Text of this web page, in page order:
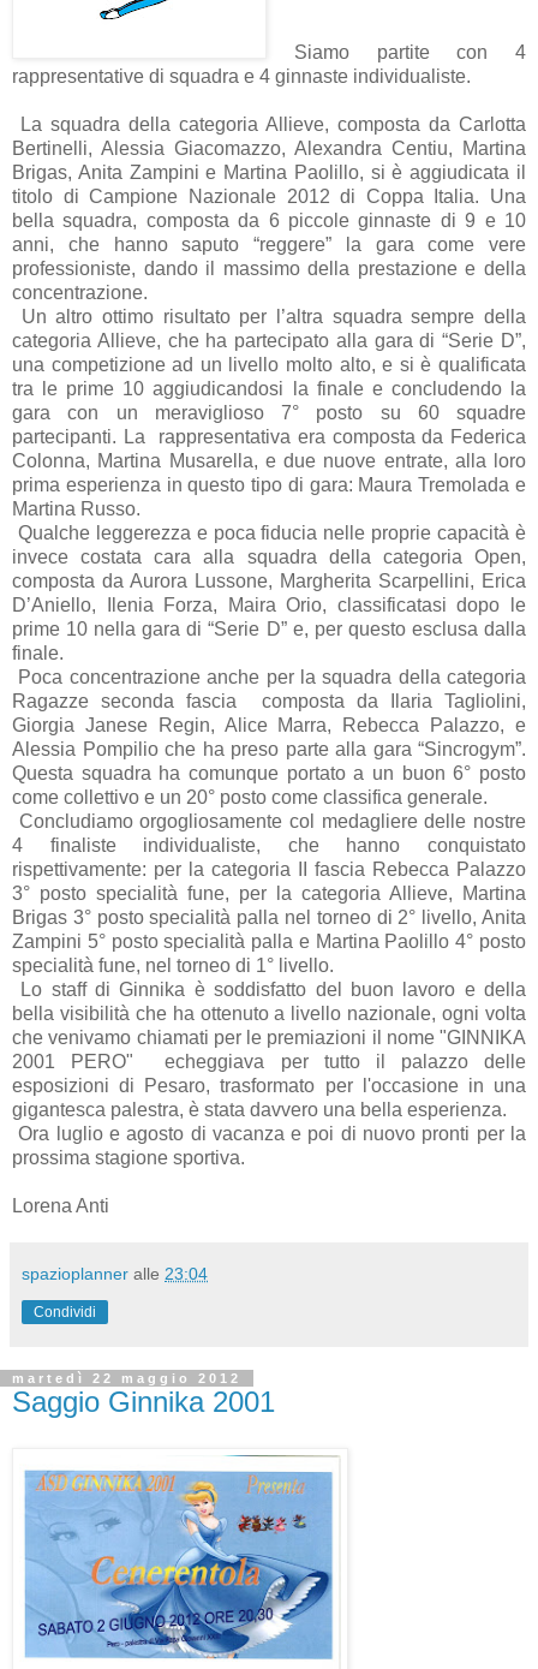
Siamo partite con 4
rappresentative di squadra e 4 ginnaste individualiste.
La squadra della categoria Allieve, composta da Carlotta
Bertinelli, Alessia Giacomazzo, Alexandra Centiu, Martina
Brigas, Anita Zampini e Martina Paolillo, si è aggiudicata il
titolo di Campione Nazionale 2012 di Coppa Italia. Una
bella squadra, composta da 6 piccole ginnaste di 9 e 10
anni, che hanno saputo “reggere” la gara come vere
professioniste, dando il massimo della prestazione e della
concentrazione.
Un altro ottimo risultato per l’altra squadra sempre della
categoria Allieve, che ha partecipato alla gara di “Serie D”,
una competizione ad un livello molto alto, e si è qualificata
tra le prime 10 aggiudicandosi la finale e concludendo la
gara con un meraviglioso 7° posto su 60 squadre
partecipanti. La rappresentativa era composta da Federica
Colonna, Martina Musarella, e due nuove entrate, alla loro
prima esperienza in questo tipo di gara: Maura Tremolada e
Martina Russo.
Qualche leggerezza e poca fiducia nelle proprie capacità è
invece costata cara alla squadra della categoria Open,
composta da Aurora Lussone, Margherita Scarpellini, Erica
D’Aniello, Ilenia Forza, Maira Orio, classificatasi dopo le
prime 10 nella gara di “Serie D” e, per questo esclusa dalla
finale.
Poca concentrazione anche per la squadra della categoria
Ragazze seconda fascia composta da Ilaria Tagliolini,
Giorgia Janese Regin, Alice Marra, Rebecca Palazzo, e
Alessia Pompilio che ha preso parte alla gara “Sincrogym”.
Questa squadra ha comunque portato a un buon 6° posto
come collettivo e un 20° posto come classifica generale.
Concludiamo orgogliosamente col medagliere delle nostre
4 finaliste individualiste, che hanno conquistato
rispettivamente: per la categoria II fascia Rebecca Palazzo
3° posto specialità fune, per la categoria Allieve, Martina
Brigas 3° posto specialità palla nel torneo di 2° livello, Anita
Zampini 5° posto specialità palla e Martina Paolillo 4° posto
specialità fune, nel torneo di 1° livello.
Lo staff di Ginnika è soddisfatto del buon lavoro e della
bella visibilità che ha ottenuto a livello nazionale, ogni volta
che venivamo chiamati per le premiazioni il nome "GINNIKA
2001 PERO" echeggiava per tutto il palazzo delle
esposizioni di Pesaro, trasformato per l'occasione in una
gigantesca palestra, è stata davvero una bella esperienza.
Ora luglio e agosto di vacanza e poi di nuovo pronti per la
prossima stagione sportiva.
Lorena Anti
spazioplanner alle 23:04
Condividi
martedì 22 maggio 2012
Saggio Ginnika 2001